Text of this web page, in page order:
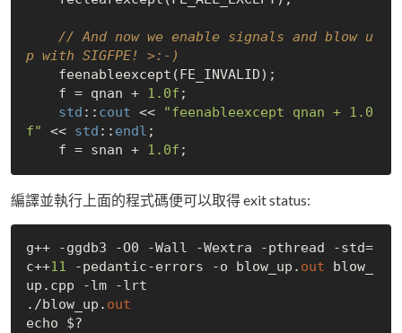
// And now we enable signals and blow u
p with SIGFPE! >:-)
    f = qnan +
1.0f ;
std :: cout <<
"feenableexcept qnan + 1.0
f" << std :: endl ;
    f = snan +
1.0f
編譯並執行上面的程式碼便可以取得 exit status:
g++ -ggdb3 -O0 -Wall -Wextra -pthread -std=
c++11 -pedantic-errors -o blow_up. out blow_
up.cpp -lm -lrt
./blow_up. out